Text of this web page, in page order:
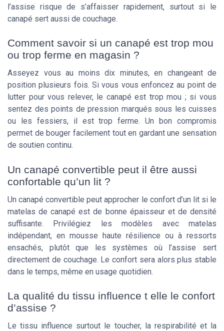
l’assise risque de s’affaisser rapidement, surtout si le
canapé sert aussi de couchage.
Comment savoir si un canapé est trop mou
ou trop ferme en magasin ?
Asseyez vous au moins dix minutes, en changeant de
position plusieurs fois. Si vous vous enfoncez au point de
lutter pour vous relever, le canapé est trop mou ; si vous
sentez des points de pression marqués sous les cuisses
ou les fessiers, il est trop ferme. Un bon compromis
permet de bouger facilement tout en gardant une sensation
de soutien continu.
Un canapé convertible peut il être aussi
confortable qu’un lit ?
Un canapé convertible peut approcher le confort d’un lit si le
matelas de canapé est de bonne épaisseur et de densité
suffisante. Privilégiez les modèles avec matelas
indépendant, en mousse haute résilience ou à ressorts
ensachés, plutôt que les systèmes où l’assise sert
directement de couchage. Le confort sera alors plus stable
dans le temps, même en usage quotidien.
La qualité du tissu influence t elle le confort
d’assise ?
Le tissu influence surtout le toucher, la respirabilité et la